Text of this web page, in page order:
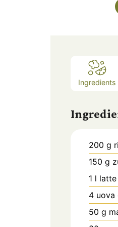
u
Ingredients
200 g
150 g
1 l
4 uova
50 g